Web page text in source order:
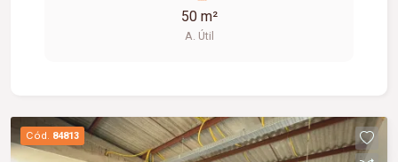
ponto de água, interfone e acesso por senha,
oferecendo praticidade e funcionalidade para o
banheiros feminino e masculino com
acessibilidade, controle de acesso facial, água
50 m²
A. Útil
Cód. 84813